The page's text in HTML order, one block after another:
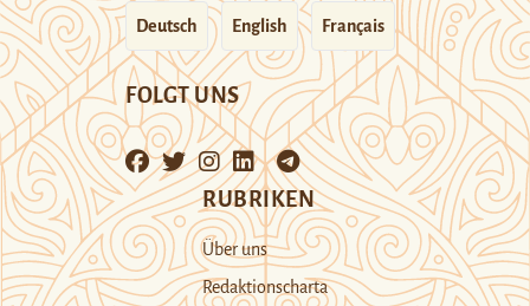
Deutsch English Français
FOLGT UNS
RUBRIKEN
Über uns
Redaktionscharta